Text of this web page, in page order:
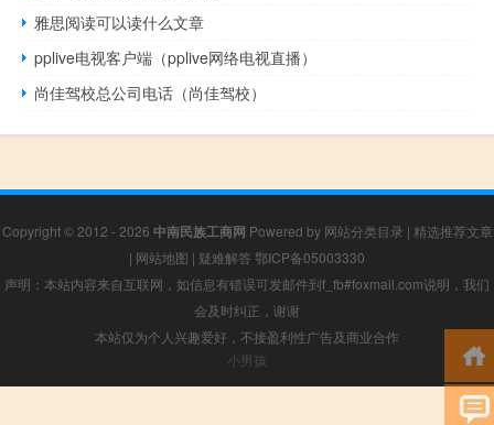
雅思阅读可以读什么文章
pplive电视客户端（pplive网络电视直播）
尚佳驾校总公司电话（尚佳驾校）
Copyright © 2012 - 2026 中南民族工商网 Powered by 网站分类目录 | 精选推荐文章
| 网站地图 | 疑难解答 鄂ICP备05003330
声明：本站内容来自互联网，如信息有错误可发邮件到f_fb#foxmail.com说明，我们
会及时纠正，谢谢
本站仅为个人兴趣爱好，不接盈利性广告及商业合作
小男孩